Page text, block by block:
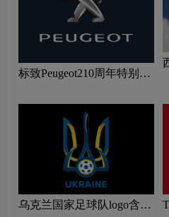
标致Peugeot210周年特别版
乌克兰国家足球队logo含义